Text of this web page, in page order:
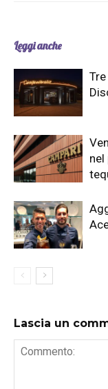
Leggi anche
nel
Lascia un